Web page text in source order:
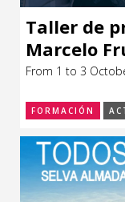
Taller de
Marcelo
From 1 to 3
FORMACIÓN